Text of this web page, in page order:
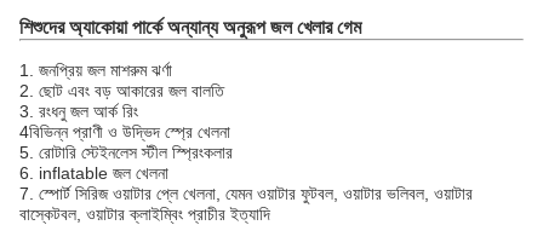
শিশুদের অ্যাকোয়া পার্কে অন্যান্য অনুরূপ জল খেলার গেম
1. জনপ্রিয় জল মাশরুম ঝর্ণা
2. ছোট এবং বড় আকারের জল বালতি
3. রংধনু জল আর্ক রিং
4বিভিন্ন প্রাণী ও উদ্ভিদ স্প্রে খেলনা
5. রোটারি স্টেইনলেস স্টীল স্প্রিংকলার
6. inflatable জল খেলনা
7. স্পোর্ট সিরিজ ওয়াটার প্লে খেলনা, যেমন ওয়াটার ফুটবল, ওয়াটার ভলিবল, ওয়াটার
বাস্কেটবল, ওয়াটার ক্লাইম্বিং প্রাচীর ইত্যাদি